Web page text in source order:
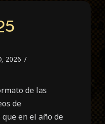
2026
de las
de
en el año de